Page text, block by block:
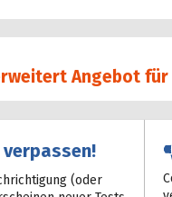
Angebot für
(oder